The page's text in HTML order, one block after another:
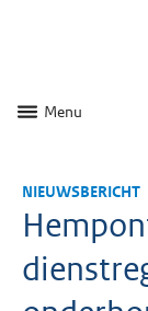
Menu
NIEUWSBERICHT